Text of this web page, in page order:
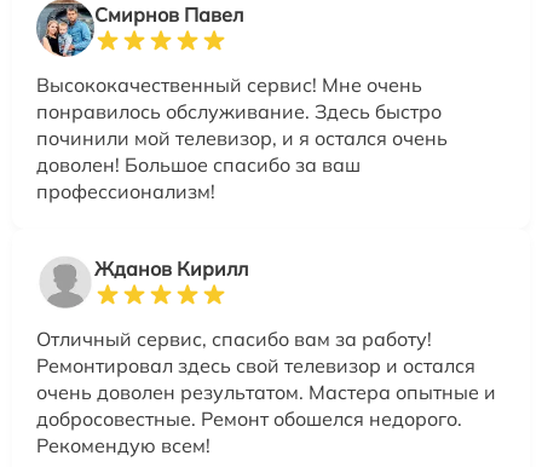
Смирнов Павел
Высококачественный сервис! Мне очень
понравилось обслуживание. Здесь быстро
починили мой телевизор, и я остался очень
доволен! Большое спасибо за ваш
профессионализм!
Жданов Кирилл
Отличный сервис, спасибо вам за работу!
Ремонтировал здесь свой телевизор и остался
очень доволен результатом. Мастера опытные и
добросовестные. Ремонт обошелся недорого.
Рекомендую всем!